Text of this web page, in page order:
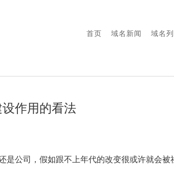
首页 域名新闻 域名
作用的看法
是公司，假如跟不上年代的改变很或许就会